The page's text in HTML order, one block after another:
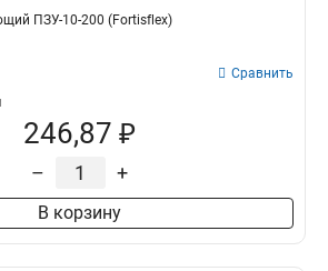
ПЗУ-10-200 (Fortisflex)
Сравнить
246,87 ₽
– +
В корзину